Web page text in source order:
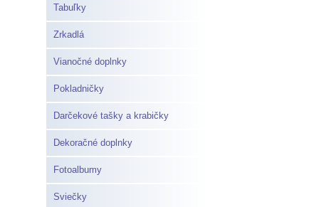
Tabuľky
Zrkadlá
Vianočné doplnky
Pokladničky
Darčekové tašky a krabičky
Dekoračné doplnky
Fotoalbumy
Sviečky